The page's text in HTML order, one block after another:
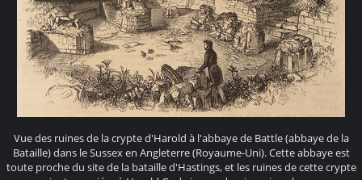
Vue des ruines de la crypte d'Harold à l'abbaye de Battle (abbaye de la
Bataille) dans le Sussex en Angleterre (Royaume-Uni). Cette abbaye est
toute proche du site de la bataille d'Hastings, et les ruines de cette crypte